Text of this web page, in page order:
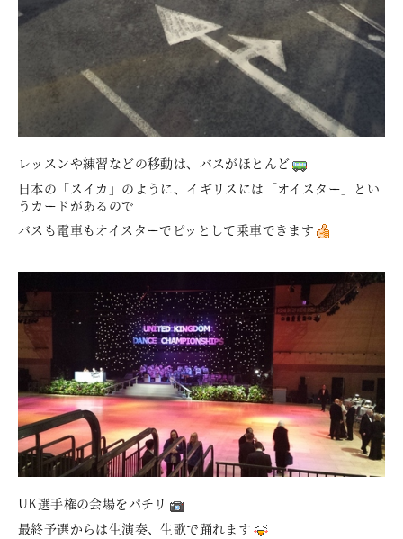
レッスンや練習などの移動は、バスがほとんど
日本の「スイカ」のように、イギリスには「オイスター」とい
うカードがあるので
バスも電車もオイスターでピッとして乗車できます
UK選手権の会場をパチリ
最終予選からは生演奏、生歌で踊れます